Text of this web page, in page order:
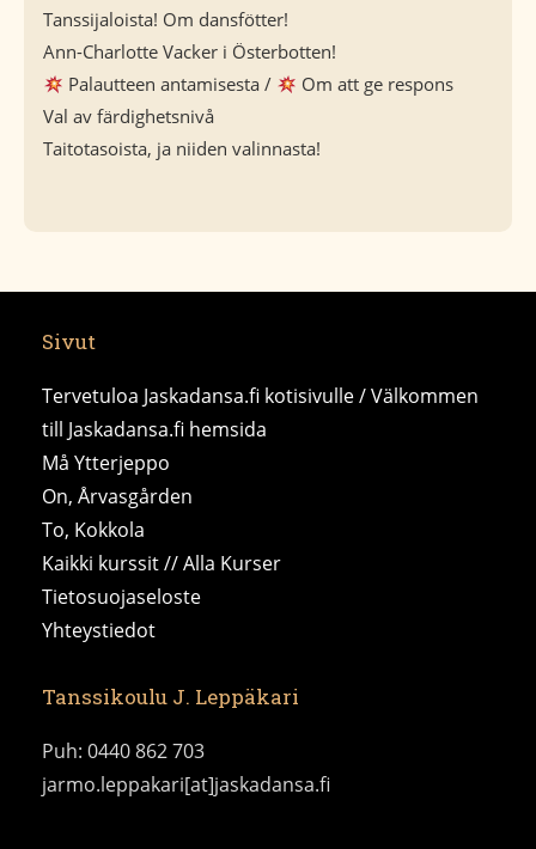
Tanssijaloista! Om dansfötter!
Ann-Charlotte Vacker i Österbotten!
Palautteen antamisesta /
Om att ge respons
Val av färdighetsnivå
Taitotasoista, ja niiden valinnasta!
Sivut
Tervetuloa Jaskadansa.fi kotisivulle / Välkommen
till Jaskadansa.fi hemsida
Må Ytterjeppo
On, Årvasgården
To, Kokkola
Kaikki kurssit // Alla Kurser
Tietosuojaseloste
Yhteystiedot
Tanssikoulu J. Leppäkari
Puh: 0440 862 703
jarmo.leppakari[at]jaskadansa.fi